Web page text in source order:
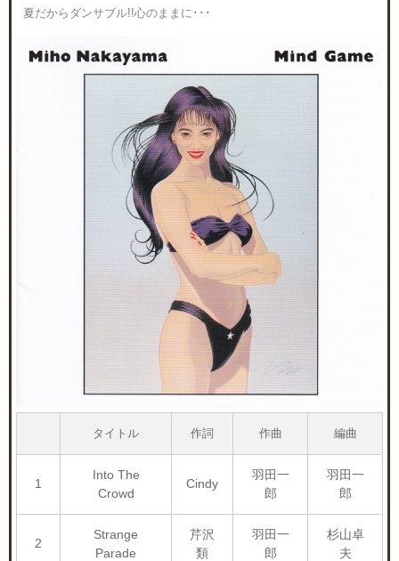
夏だからダンサブル!!心のままに･･･
タイトル 作詞 作曲 編曲
1
Into The
Crowd
Cindy
羽田一
郎
羽田一
郎
2
Strange
Parade
芹沢
類
羽田一
郎
杉山卓
夫